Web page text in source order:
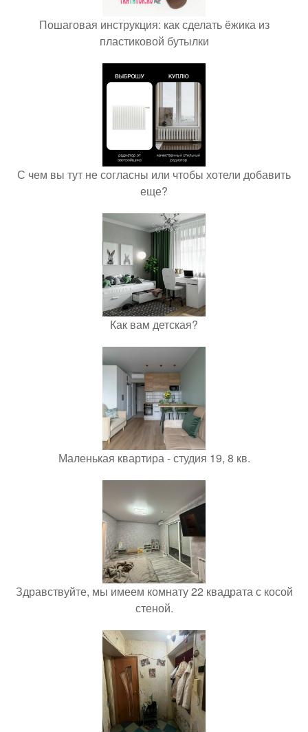
Пошаговая инструкция: как сделать ёжика из
пластиковой бутылки
С чем вы тут не согласны или чтобы хотели добавить
еще?
Как вам детская?
Маленькая квартира - студия 19, 8 кв.
Здравствуйте, мы имеем комнату 22 квадрата с косой
стеной.